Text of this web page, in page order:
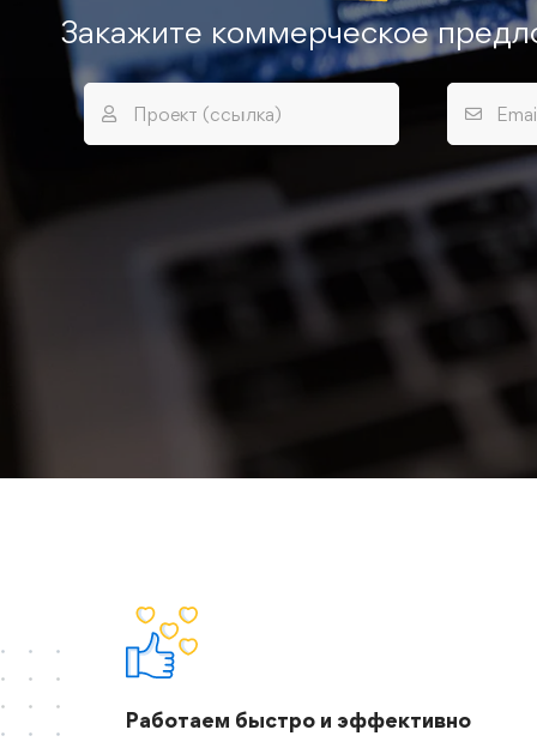
Закажите коммерческое
Работаем быстро и эффективно